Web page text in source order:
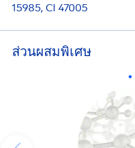
15985, CI 47005
ส่วนผสมพิเศษ